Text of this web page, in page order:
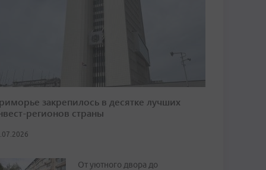
закрепилось в десятке лучших
регионов страны
От уютного двора до